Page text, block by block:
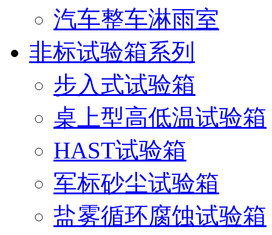
汽车整车淋雨室
非标试验箱系列
步入式试验箱
桌上型高低温试验箱
HAST试验箱
军标砂尘试验箱
盐雾循环腐蚀试验箱